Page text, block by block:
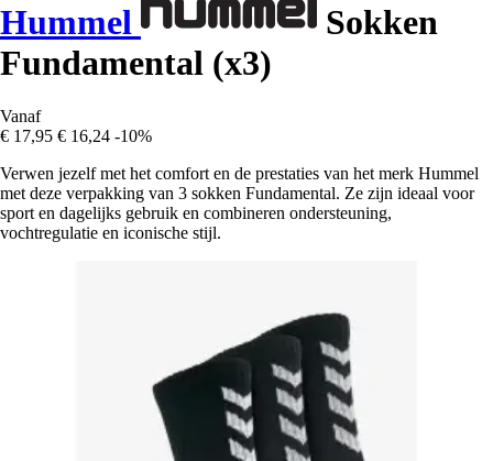
Hummel
Sokken
Fundamental (x3)
Vanaf
€ 17,95 € 16,24 -10%
Verwen jezelf met het comfort en de prestaties van het merk Hummel
met deze verpakking van 3 sokken Fundamental. Ze zijn ideaal voor
sport en dagelijks gebruik en combineren ondersteuning,
vochtregulatie en iconische stijl.